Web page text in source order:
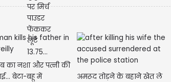
का नशा और पत्नी की
बेटा-बहू में
अमरूद तोड़ने के बहाने खेत ले